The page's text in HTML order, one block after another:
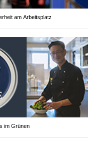
am Arbeitsplatz
im Grünen